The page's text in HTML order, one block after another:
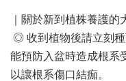
｜關於新到植株養護的
◎ 收到植物後請立刻
能預防入盆時造成根系
以讓根系傷口結痂。